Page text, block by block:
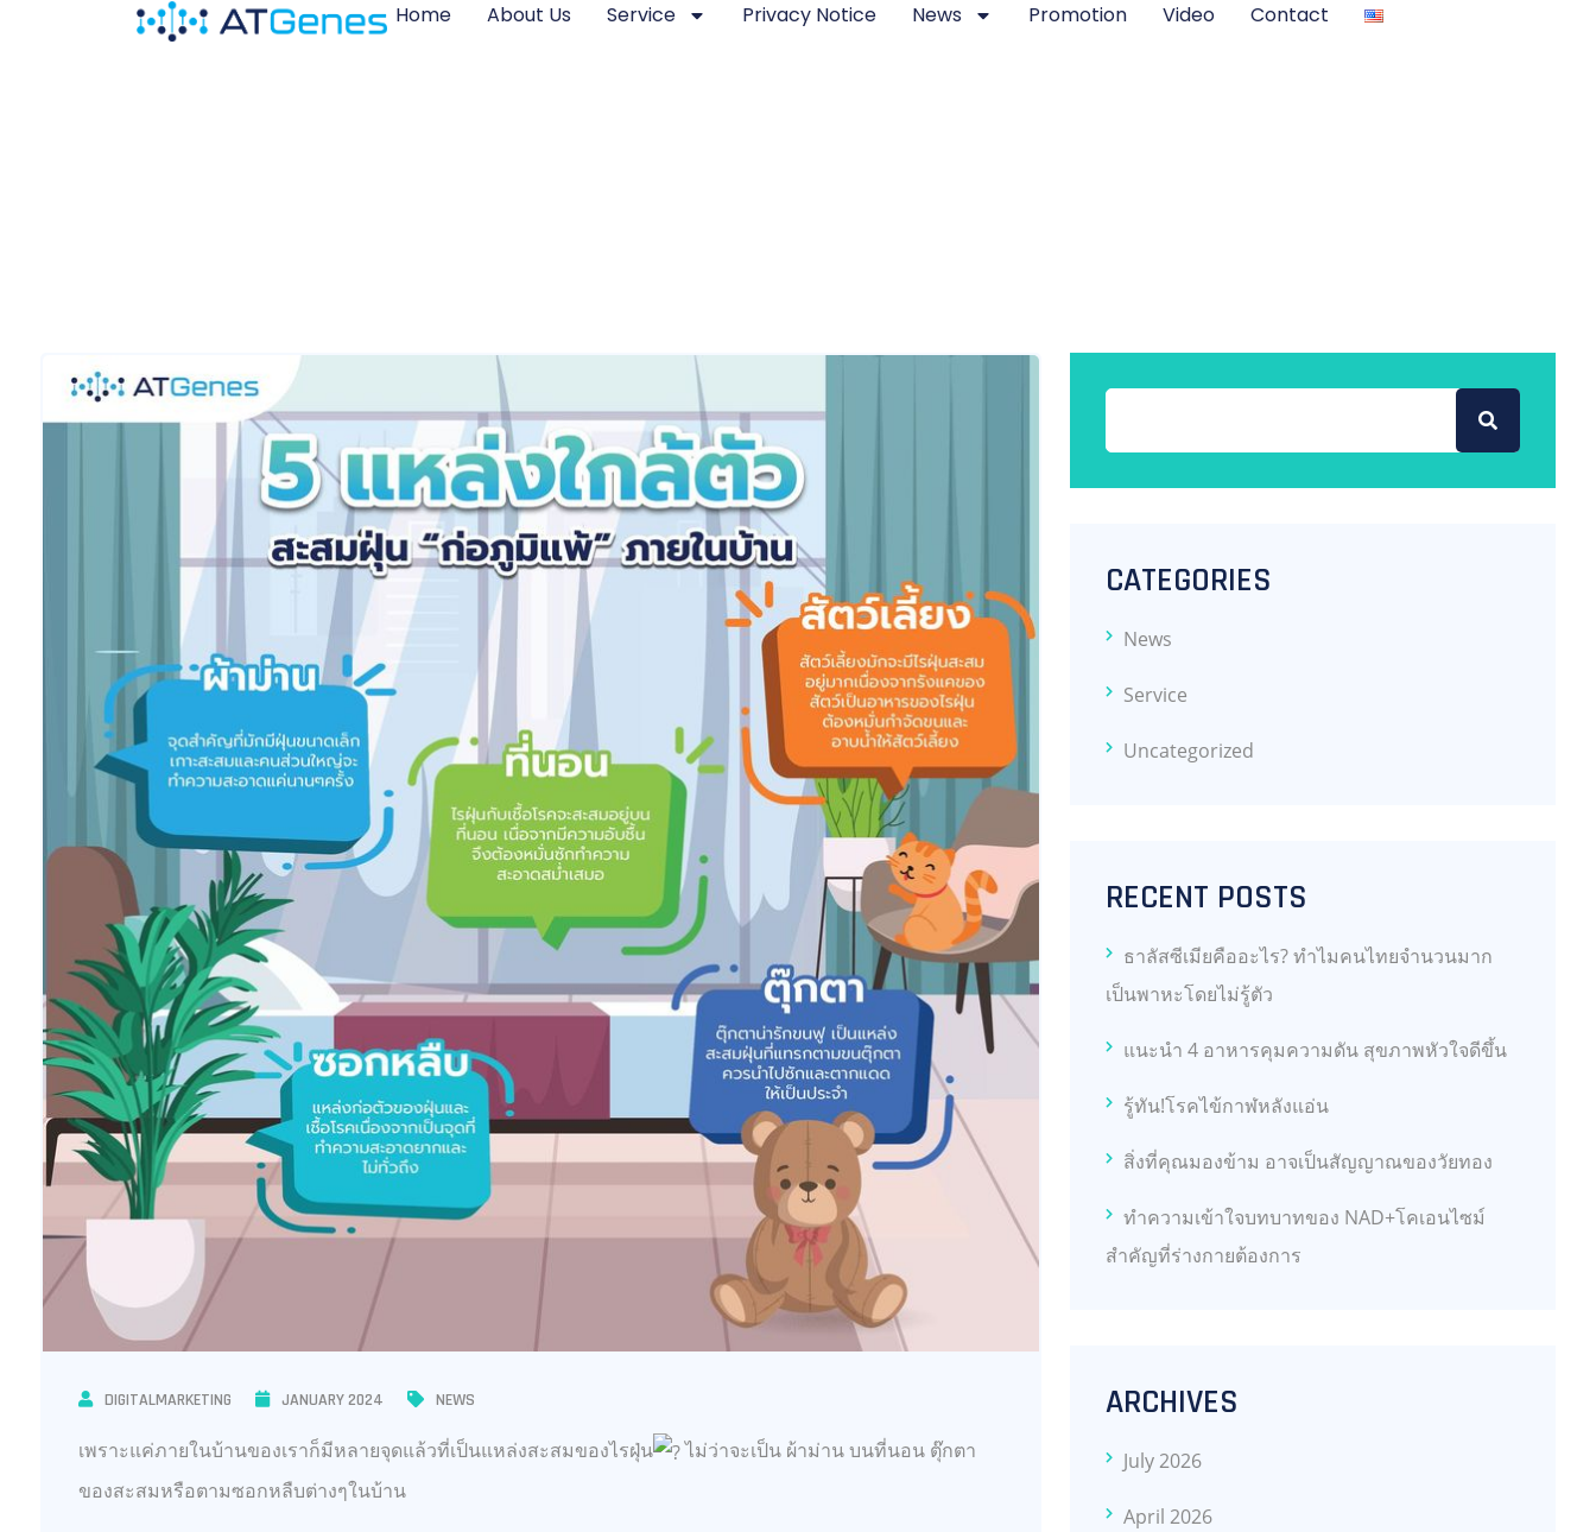
Home About Us Service Privacy Notice News Promotion Video Contact
DIGITALMARKETING JANUARY 2024 NEWS
เพราะแค่ภายในบ้านของเราก็มีหลายจุดแล้วที่เป็นแหล่งสะสมของไรฝุ่น
ไม่ว่าจะเป็น ผ้าม่าน บนที่นอน ตุ๊กตา
ของสะสมหรือตามซอกหลืบต่างๆในบ้าน
CATEGORIES
News
Service
Uncategorized
RECENT POSTS
ธาลัสซีเมียคืออะไร? ทำไมคนไทยจำนวนมาก
เป็นพาหะโดยไม่รู้ตัว
แนะนำ 4 อาหารคุมความดัน สุขภาพหัวใจดีขึ้น
รู้ทัน!โรคไข้กาฬหลังแอ่น
สิ่งที่คุณมองข้าม อาจเป็นสัญญาณของวัยทอง
ทำความเข้าใจบทบาทของ NAD+โคเอนไซม์
สำคัญที่ร่างกายต้องการ
ARCHIVES
July 2026
April 2026